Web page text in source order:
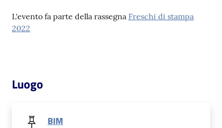
Seguici
su
L'evento fa parte della rassegna Freschi di stampa
2022
Luogo
BIM